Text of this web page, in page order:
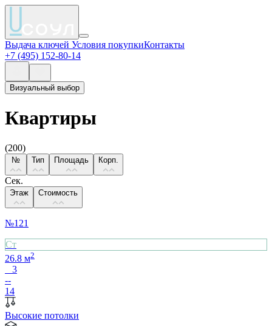
Выдача ключей Условия покупкиКонтакты
+7 (495) 152-80-14
Визуальный выбор
Квартиры
(200)
№ Тип Площадь Корп.
Сек.
Этаж Стоимость
№121
Cт
26.8 м2
3
--
14
Высокие потолки